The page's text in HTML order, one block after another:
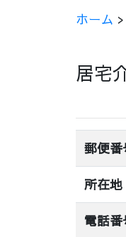
ホーム >
居宅
郵便番
所在地
電話番